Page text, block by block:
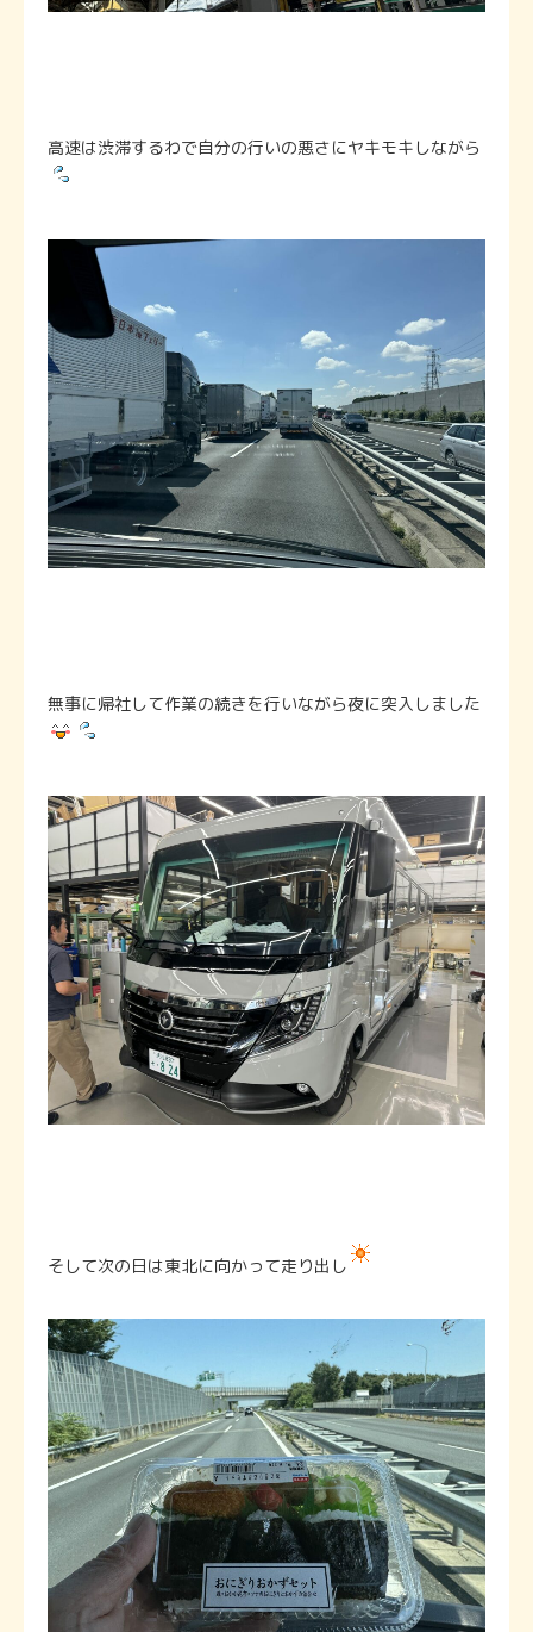
高速は渋滞するわで自分の行いの悪さにヤキモキしながら
無事に帰社して作業の続きを行いながら夜に突入しました
そして次の日は東北に向かって走り出し